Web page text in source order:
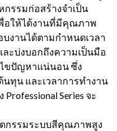
กรรมก่อสร้างจำเป็น
อให้ได้งานที่มีคุณภาพ
งานได้ตามกำหนดเวลา
ะบ่งบอกถึงความเป็นมือ
ขปัญหาแน่นอน ซึ่ง
ทุน และเวลาการทำงาน
Series จะ
ตกรรมระบบสีคุณภาพสูง